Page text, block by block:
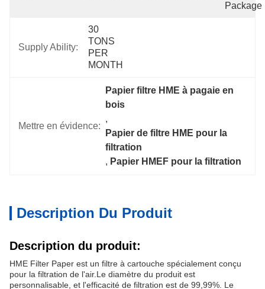
Package
Supply Ability:
30
TONS
PER
MONTH
Mettre en évidence:
Papier filtre HME à pagaie en
bois
,
Papier de filtre HME pour la
filtration
, Papier HMEF pour la filtration
Description Du Produit
Description du produit:
HME Filter Paper est un filtre à cartouche spécialement conçu
pour la filtration de l'air.Le diamètre du produit est
personnalisable, et l'efficacité de filtration est de 99,99%. Le